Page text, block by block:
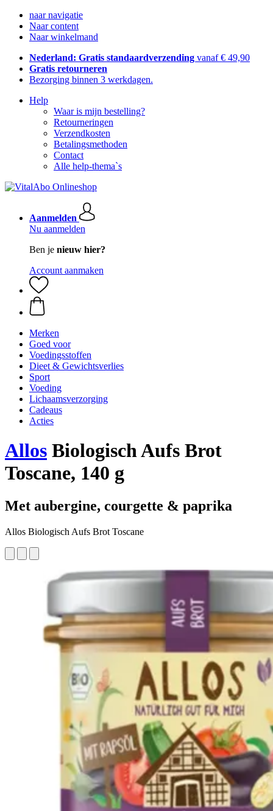
naar navigatie
Naar content
Naar winkelmand
Nederland: Gratis standaardverzending vanaf € 49,90
Gratis retourneren
Bezorging binnen 3 werkdagen.
Help
Waar is mijn bestelling?
Retourneringen
Verzendkosten
Betalingsmethoden
Contact
Alle help-thema`s
Aanmelden
Nu aanmelden
Ben je nieuw hier?
Account aanmaken
Merken
Goed voor
Voedingsstoffen
Dieet & Gewichtsverlies
Sport
Voeding
Lichaamsverzorging
Cadeaus
Acties
Allos Biologisch Aufs Brot
Toscane, 140 g
Met aubergine, courgette & paprika
Allos Biologisch Aufs Brot Toscane